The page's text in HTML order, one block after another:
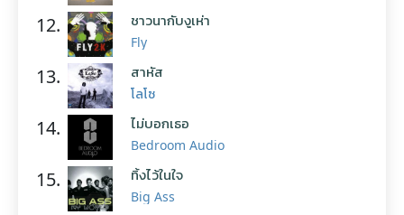
12. ชาวนากับงูเห่า
Fly
13. สาหัส
โลโซ
14. ไม่บอกเธอ
Bedroom Audio
15. ทิ้งไว้ในใจ
Big Ass